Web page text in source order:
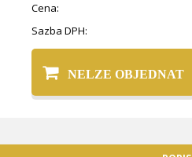
Cena:
Sazba DPH:
NELZE OBJEDNAT